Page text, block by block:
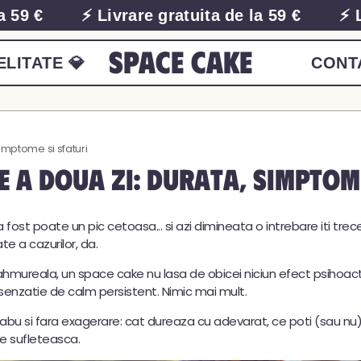
€ ⚡ Livrare gratuita de la 59 € ⚡
💎 Space Cake
si sfaturi
a doua zi: durata,
fost poate un pic cetoasa... si azi dimineata o intrebare iti
a cazurilor, da.
un space cake nu lasa de obicei niciun efect
de calm persistent. Nimic mai mult.
si fara exagerare: cat dureaza cu adevarat, ce poti (sau
sufleteasca.